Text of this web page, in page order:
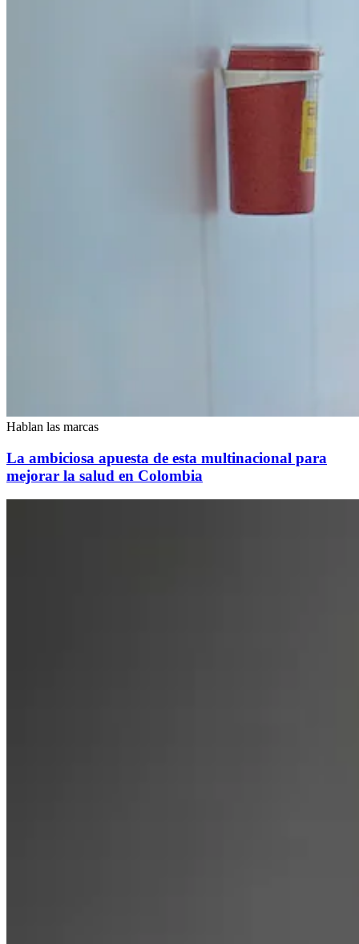
Hablan las marcas
La ambiciosa apuesta de esta multinacional para
mejorar la salud en Colombia